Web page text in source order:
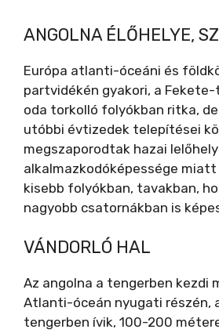
ANGOLNA ÉLŐHELYE,
Európa atlanti-óceáni és
partvidékén gyakori, a
oda torkolló folyókban ritka,
utóbbi évtizedek telepítései
megszaporodtak hazai
alkalmazkodóképessége miatt
kisebb folyókban, tavakban,
nagyobb csatornákban is
VÁNDORLÓ HAL
Az angolna a tengerben kezdi
Atlanti-óceán nyugati részén,
tengerben ívik, 100-200